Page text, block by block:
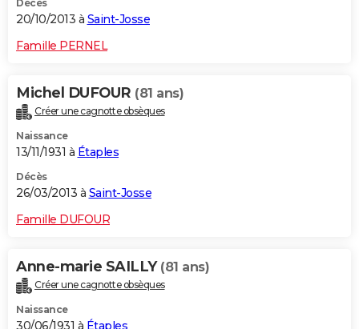
Décès
20/10/2013 à Saint-Josse
Famille PERNEL
Michel DUFOUR (81 ans)
Créer une cagnotte obsèques
Naissance
13/11/1931 à Étaples
Décès
26/03/2013 à Saint-Josse
Famille DUFOUR
Anne-marie SAILLY (81 ans)
Créer une cagnotte obsèques
Naissance
30/06/1931 à Étaples